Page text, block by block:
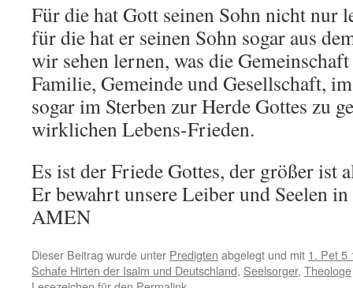
Für die hat Gott seinen Sohn nicht nur
für die hat er seinen Sohn sogar aus
wir sehen lernen, was die
Familie, Gemeinde und Gesellschaft,
sogar im Sterben zur Herde Gottes zu
wirklichen Lebens-Frieden.
Es ist der Friede Gottes, der größer ist
Er bewahrt unsere Leiber und Seelen
AMEN
Dieser Beitrag wurde unter Predigten abgelegt und mit 1. Pet 5
Schafe Hirten der Isalm und Deutschland, Seelsorger, Theologe